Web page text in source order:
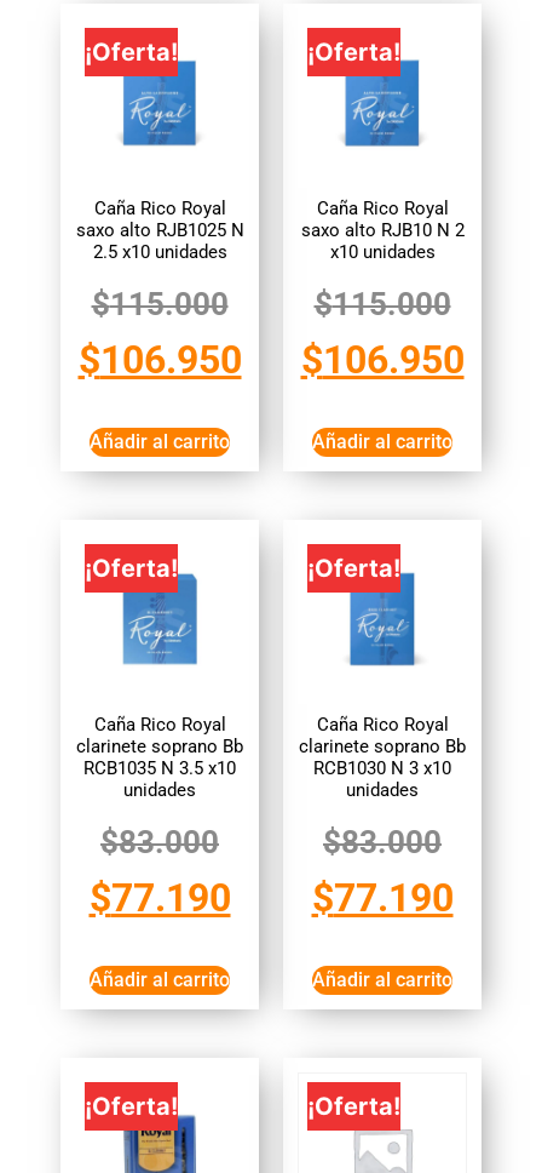
¡Oferta!
Caña Rico Royal
saxo alto RJB1025 N
2.5 x10 unidades
$115.000
$106.950
Añadir al carrito
¡Oferta!
Caña Rico Royal
saxo alto RJB10 N 2
x10 unidades
$115.000
$106.950
Añadir al carrito
¡Oferta!
Caña Rico Royal
clarinete soprano Bb
RCB1035 N 3.5 x10
unidades
$83.000
$77.190
Añadir al carrito
¡Oferta!
Caña Rico Royal
clarinete soprano Bb
RCB1030 N 3 x10
unidades
$83.000
$77.190
Añadir al carrito
¡Oferta! ¡Oferta!